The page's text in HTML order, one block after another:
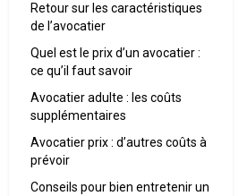
Retour sur les caractéristiques
de l’avocatier
Quel est le prix d’un avocatier :
ce qu’il faut savoir
Avocatier adulte : les coûts
supplémentaires
Avocatier prix : d’autres coûts à
prévoir
Conseils pour bien entretenir un